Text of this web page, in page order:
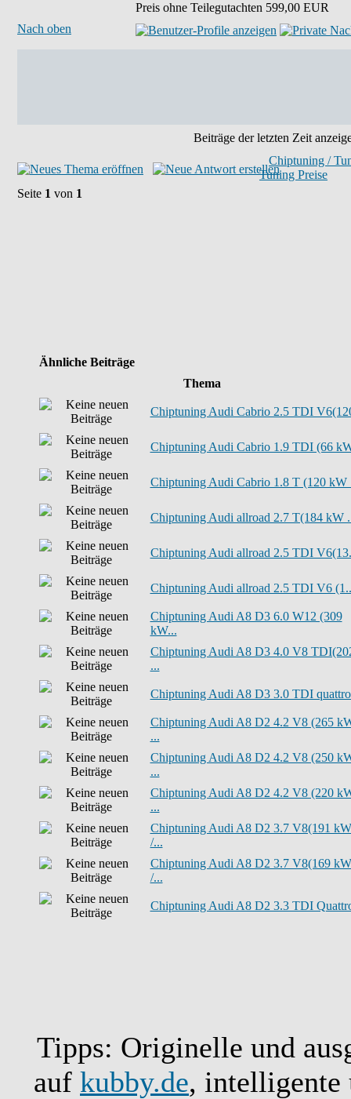
Preis ohne Teilegutachten 599,00 EUR
Nach oben
Beiträge der letzten Zeit
Chiptuning /
Tuning Preise
Seite 1 von 1
Ähnliche Beiträge
Thema
Chiptuning Audi Cabrio 2.5 TDI
Chiptuning Audi Cabrio 1.9 TDI (66
Chiptuning Audi Cabrio 1.8 T (120 kW
Chiptuning Audi allroad 2.7 T(184 kW
Chiptuning Audi allroad 2.5 TDI
Chiptuning Audi allroad 2.5 TDI V6
Chiptuning Audi A8 D3 6.0 W12 (309
kW...
Chiptuning Audi A8 D3 4.0 V8
...
Chiptuning Audi A8 D3 3.0 TDI
Chiptuning Audi A8 D2 4.2 V8 (265
...
Chiptuning Audi A8 D2 4.2 V8 (250
...
Chiptuning Audi A8 D2 4.2 V8 (220
...
Chiptuning Audi A8 D2 3.7 V8(191 kW
/...
Chiptuning Audi A8 D2 3.7 V8(169 kW
/...
Chiptuning Audi A8 D2 3.3 TDI
Tipps: Originelle und
auf kubby.de, intelligente